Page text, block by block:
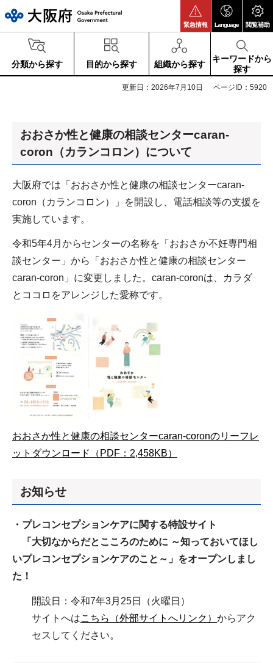
緊急情報 Language 閲覧補助
分類から探す 目的から探す 組織から探す
キーワードから
探す
更新日：2026年7月10日 ページID：5920
おおさか性と健康の相談センターcaran-
coron（カランコロン）について
大阪府では「おおさか性と健康の相談センターcaran-
coron（カランコロン）」を開設し、電話相談等の支援を
実施しています。
令和5年4月からセンターの名称を「おおさか不妊専門相
談センター」から「おおさか性と健康の相談センター
caran-coron」に変更しました。caran-coronは、カラダ
とココロをアレンジした愛称です。
おおさか性と健康の相談センターcaran-coronのリーフレ
ットダウンロード（PDF：2,458KB）
お知らせ
・プレコンセプションケアに関する特設サイト
「大切なからだとこころのために ～知っておいてほし
いプレコンセプションケアのこと～」をオープンしまし
た！
開設日：令和7年3月25日（火曜日）
サイトへはこちら（外部サイトへリンク） からアク
セスしてください。